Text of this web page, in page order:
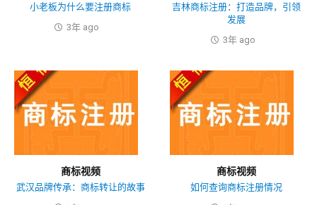
小老板为什么要注册商标
3年 ago
吉林商标注册：打造品牌，引领
发展
3年 ago
商标视频
武汉品牌传承：商标转让的故事
商标视频
如何查询商标注册情况